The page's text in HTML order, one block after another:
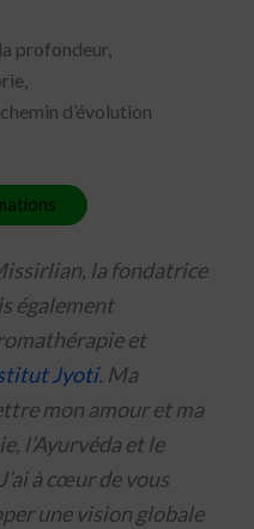
profondeur,
d’évolution
la fondatrice
également
et
Jyoti. Ma
mon amour et ma
l’Ayurvéda et le
à cœur de vous
une vision globale